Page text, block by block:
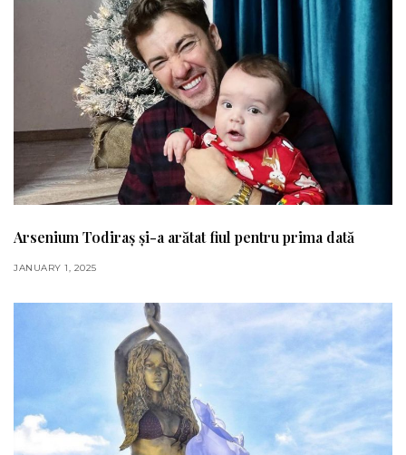
Arsenium Todiraș și-a arătat fiul pentru prima dată
JANUARY 1, 2025